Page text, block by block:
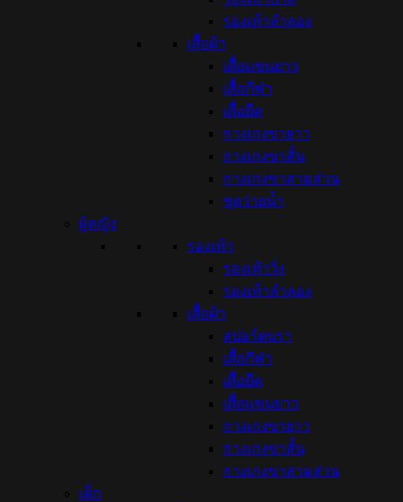
รองเท้าลำลอง
เสื้อผ้า
เสื้อแขนยาว
เสื้อกีฬา
เสื้อยืด
กางเกงขายาว
กางเกงขาสั้น
กางเกงขาสามส่วน
ชุดว่ายน้ำ
ผู้หญิง
รองเท้า
รองเท้าวิ่ง
รองเท้าลำลอง
เสื้อผ้า
สปอร์ตบรา
เสื้อกีฬา
เสื้อยืด
เสื้อแขนยาว
กางเกงขายาว
กางเกงขาสั้น
กางเกงขาสามส่วน
เด็ก